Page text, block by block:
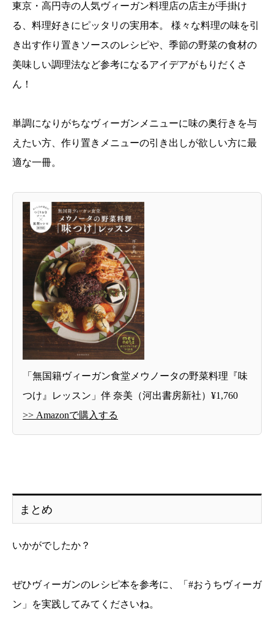
東京・高円寺の人気ヴィーガン料理店の店主が手掛け
る、料理好きにピッタリの実用本。 様々な料理の味を引
き出す作り置きソースのレシピや、季節の野菜の食材の
美味しい調理法など参考になるアイデアがもりだくさ
ん！
単調になりがちなヴィーガンメニューに味の奥行きを与
えたい方、作り置きメニューの引き出しが欲しい方に最
適な一冊。
「無国籍ヴィーガン食堂メウノータの野菜料理『味
つけ』レッスン」伴 奈美（河出書房新社）¥1,760
>> Amazonで購入する
まとめ
いかがでしたか？
ぜひヴィーガンのレシピ本を参考に、「#おうちヴィーガ
ン」を実践してみてくださいね。